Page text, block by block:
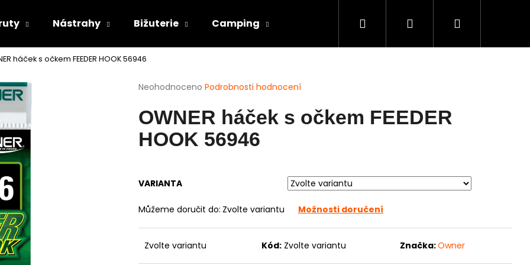
Nástrahy Bižuterie Camping Péče o úlovky BAZAR použité zboží
Hledat PřihlášeníNákupní
háček s očkem FEEDER HOOK 56946
Průměrné
produktu
je
0,0
Neohodnoceno Podrobnosti hodnocení
OWNER háček s očkem FEEDER
HOOK 56946
VARIANTA
Můžeme doručit do: Zvolte variantu Možnosti doručení
Zvolte variantu Kód: Zvolte variantu Značka:Owner
Co potřebujete najít?
HLEDAT